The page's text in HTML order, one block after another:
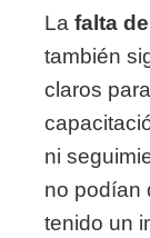
La falta
también
claros
ni
no podían
tenido un